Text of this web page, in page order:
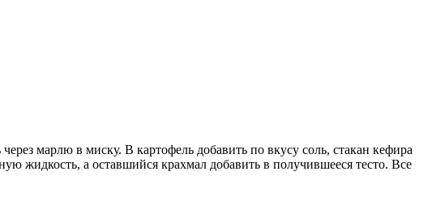
марлю в миску. В картофель добавить по вкусу соль, стакан кефира
жидкость, а оставшийся крахмал добавить в получившееся тесто. Все